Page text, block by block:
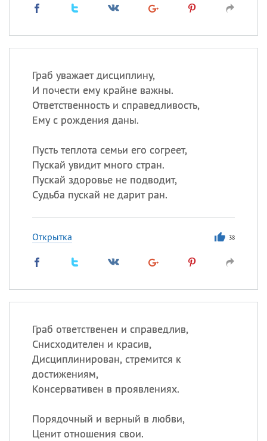
Граб уважает дисциплину,
И почести ему крайне важны.
Ответственность и справедливость,
Ему с рождения даны.
Пусть теплота семьи его согреет,
Пускай увидит много стран.
Пускай здоровье не подводит,
Судьба пускай не дарит ран.
Открытка 38
Граб ответственен и справедлив,
Снисходителен и красив,
Дисциплинирован, стремится к
достижениям,
Консервативен в проявлениях.
Порядочный и верный в любви,
Ценит отношения свои.